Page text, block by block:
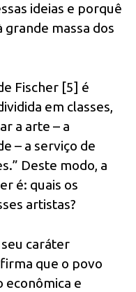
ideias e porquê
massa dos
Fischer [5] é
em classes,
a arte – a
– a serviço de
Deste modo, a
é: quais os
artistas?
caráter
que o povo
econômica e